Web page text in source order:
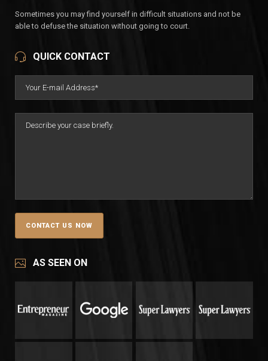
Sometimes you may find yourself in difficult situations and not be
able to defuse the situation without going to court.
QUICK CONTACT
AS SEEN ON